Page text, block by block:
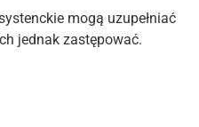
mogą uzupełniać
jednak zastępować.